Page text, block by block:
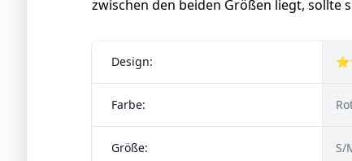
zwischen den beiden Größen liegt, sollte
Design:
Farbe:
Größe: S/